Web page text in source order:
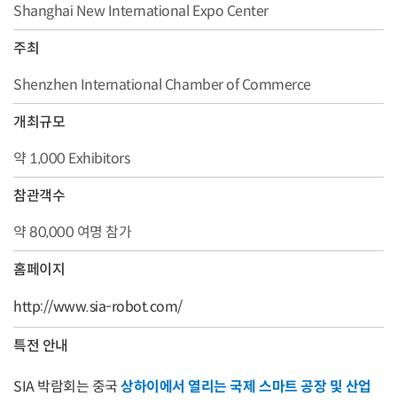
Shanghai New International Expo Center
주최
Shenzhen International Chamber of Commerce
개최규모
약 1,000 Exhibitors
참관객수
약 80,000 여명 참가
홈페이지
http://www.sia-robot.com/
특전 안내
SIA 박람회는 중국상하이에서 열리는 국제 스마트 공장 및 산업